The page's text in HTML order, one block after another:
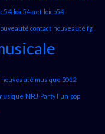
loic54.net loicb54
contact nouveauté fg
nouveauté musique 2012
NRJ Party Fun pop